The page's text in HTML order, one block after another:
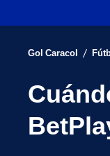
Gol Caracol /